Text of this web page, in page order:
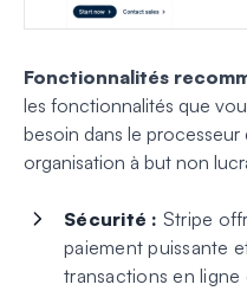
Fonctionnalités
les fonctionnalités que
besoin dans le
organisation à but non
Sécurité : Stripe
paiement puissante
transactions en